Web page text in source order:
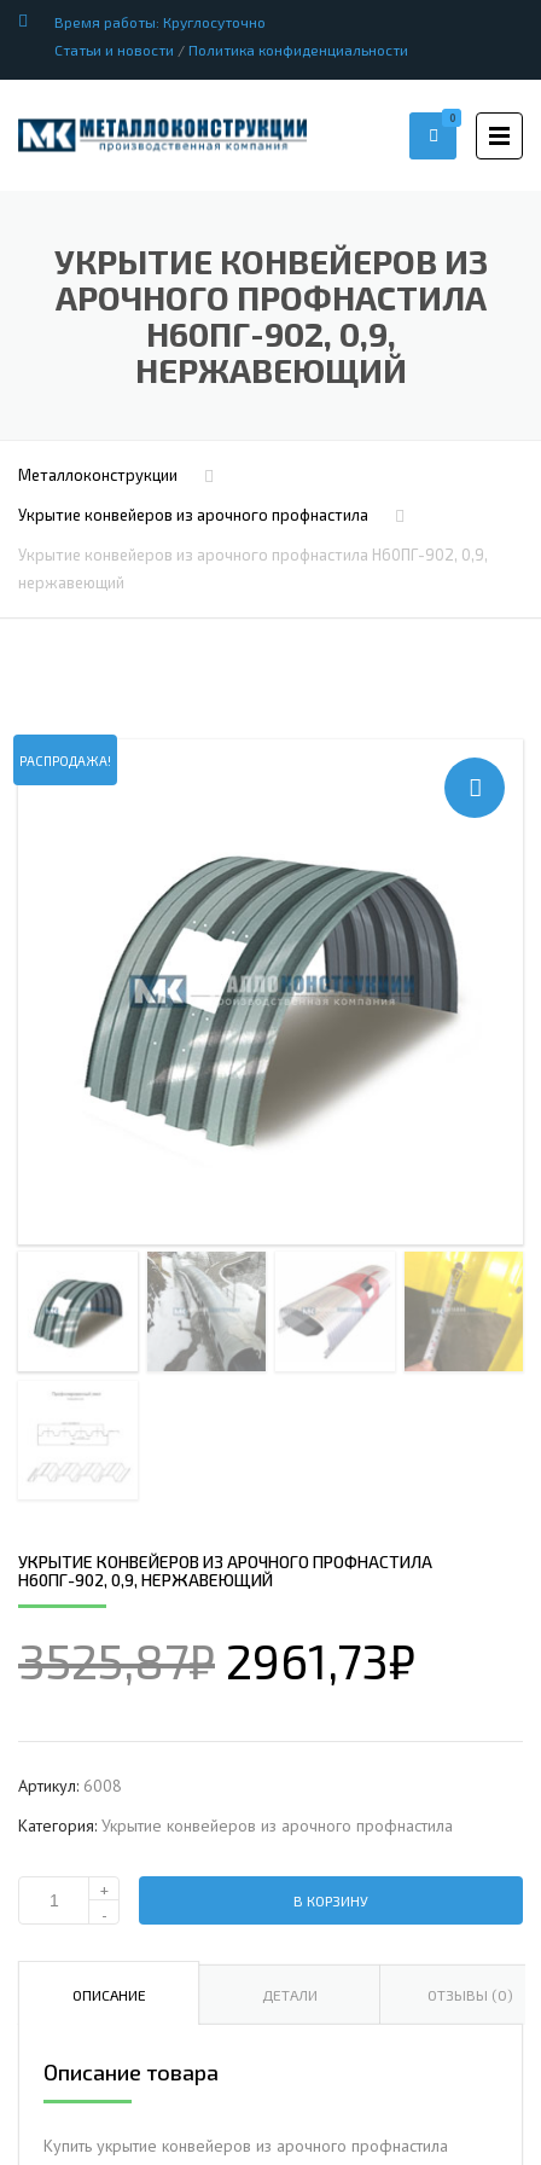
Время работы: Круглосуточно
Статьи и новости / Политика конфиденциальности
0
УКРЫТИЕ КОНВЕЙЕРОВ ИЗ
АРОЧНОГО ПРОФНАСТИЛА
Н60ПГ-902, 0,9,
НЕРЖАВЕЮЩИЙ
Металлоконструкции
Укрытие конвейеров из арочного профнастила
Укрытие конвейеров из арочного профнастила Н60ПГ-902, 0,9,
нержавеющий
РАСПРОДАЖА!
УКРЫТИЕ КОНВЕЙЕРОВ ИЗ АРОЧНОГО ПРОФНАСТИЛА
Н60ПГ-902, 0,9, НЕРЖАВЕЮЩИЙ
3525,87₽ 2961,73₽
Артикул: 6008
Категория: Укрытие конвейеров из арочного профнастила
Количество
конвейеров
Н60ПГ-902,
+
-
В КОРЗИНУ
ОПИСАНИЕ ДЕТАЛИ ОТЗЫВЫ (0)
Описание товара
Купить укрытие конвейеров из арочного профнастила